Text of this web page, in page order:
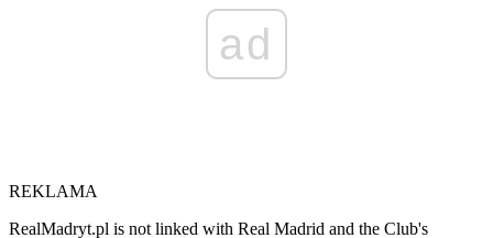
ad
REKLAMA
RealMadryt.pl is not linked with Real Madrid and the Club's